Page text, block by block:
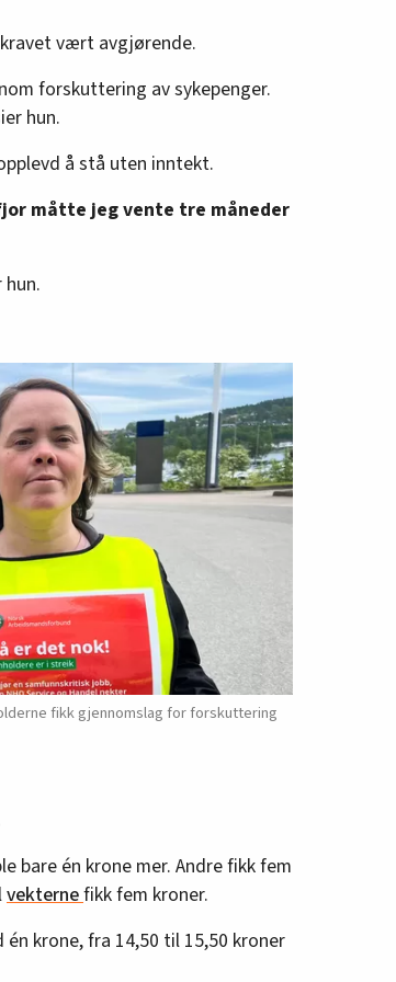
vært avgjørende.
forskuttering av sykepenger.
hun.
å stå uten inntekt.
måtte jeg vente tre måneder
fikk gjennomslag for forskuttering
én krone mer. Andre fikk fem
vekternefikk fem kroner.
krone, fra 14,50 til 15,50 kroner